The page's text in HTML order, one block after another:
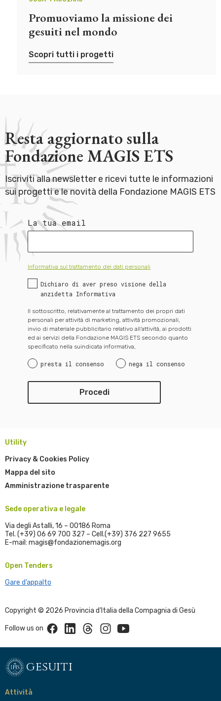
Promuoviamo la missione dei
gesuiti nel mondo
Scopri tutti i progetti
Resta aggiornato sulla
Fondazione MAGIS ETS
Iscriviti alla newsletter e ricevi tutte le informazioni
sui progetti e le novità della Fondazione MAGIS ETS
La tua email
Informativa sul trattamento dei dati personali
Dichiaro di aver preso visione della
anzidetta Informativa
Il sottoscritto, relativamente al trattamento dei propri dati
personali per attività di marketing, attività promozionali,
invio di materiale pubblicitario relativo all’attività, ai prodotti
ed ai servizi della Fondazione MAGIS ETS secondo quanto
specificato nella suindicata informativa,
presta il consenso nega il consenso
Utility
Privacy & Cookies Policy
Mappa del sito
Amministrazione trasparente
Sede operativa e legale
Via degli Astalli, 16 – 00186 Roma
Tel. (+39) 06 69 700 327 – Cell.(+39) 376 227 9655
E-mail: magis@fondazionemagis.org
Open Tenders
Gare d’appalto
Copyright © 2026 Provincia d’Italia della Compagnia di Gesù
Follow us on FacebookLinkedinThreadsInstagramYoutube
gesuiti
Attività